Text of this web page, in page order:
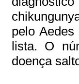
pelo
lista. O
doença